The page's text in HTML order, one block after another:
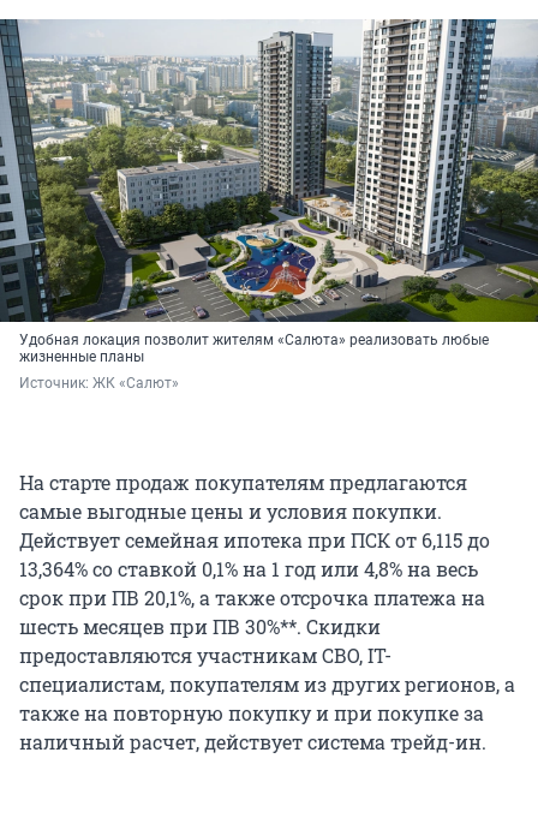
Удобная локация позволит жителям «Салюта» реализовать любые
жизненные планы
Источник: ЖК «Салют»
На старте продаж покупателям предлагаются
самые выгодные цены и условия покупки.
Действует семейная ипотека при ПСК от 6,115 до
13,364% со ставкой 0,1% на 1 год или 4,8% на весь
срок при ПВ 20,1%, а также отсрочка платежа на
шесть месяцев при ПВ 30%**. Скидки
предоставляются участникам СВО, IT-
специалистам, покупателям из других регионов, а
также на повторную покупку и при покупке за
наличный расчет, действует система трейд-ин.